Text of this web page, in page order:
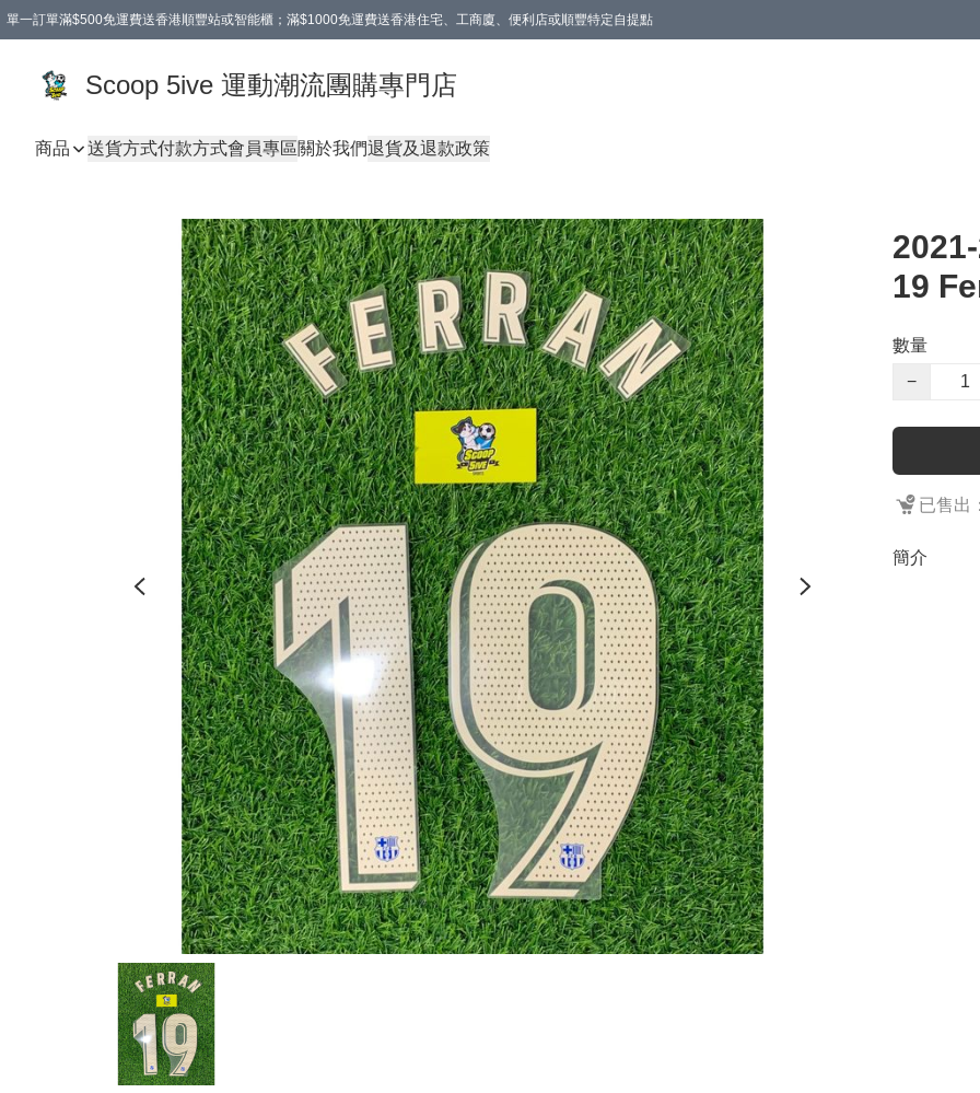
單一訂單滿$500免運費送香港順豐站或智能櫃；滿$1000免運費送香港住宅、工商廈、便利店或順豐特定自提點
Scoop 5ive 運動潮流團購專門店
商品 送貨方式付款方式會員專區關於我們退貨及退款政策
19
數量
−
已售出
簡介